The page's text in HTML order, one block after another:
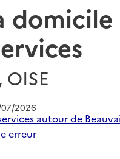
domicile
OISE
2026
autour de
erreur